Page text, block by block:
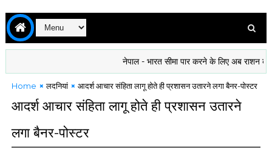
नेपाल - भारत सीमा पार करने के लिए अब राशन कार्ड या
Home लदनियां आदर्श आचार संहिता लागू होते ही प्रशासन उतारने लगा बैनर-पोस्टर
आदर्श आचार संहिता लागू होते ही प्रशासन उतारने
लगा बैनर-पोस्टर